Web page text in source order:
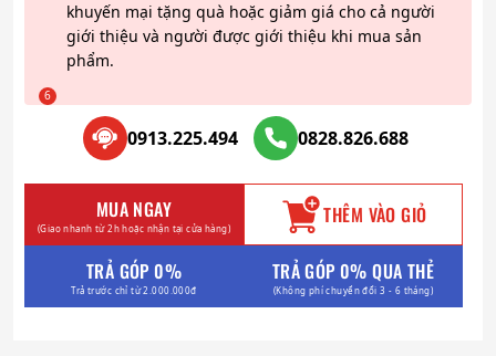
khuyến mại tặng quà hoặc giảm giá cho cả người
giới thiệu và người được giới thiệu khi mua sản
phẩm.
0913.225.494 0828.826.688
MUA NGAY
(Giao nhanh từ 2h hoặc nhận tại cửa hàng) THÊM VÀO GIỎ
TRẢ GÓP 0%
Trả trước chỉ từ 2.000.000đ
TRẢ GÓP 0% QUA THẺ
(Không phí chuyển đổi 3 - 6 tháng)